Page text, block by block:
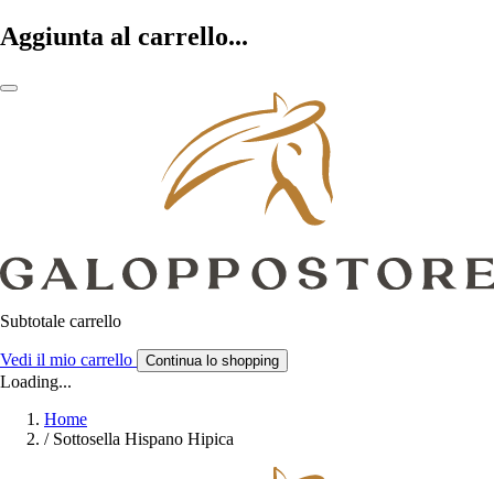
Aggiunta al carrello...
Subtotale carrello
Vedi il mio carrello Continua lo shopping
Loading...
Home
/ Sottosella Hispano Hipica